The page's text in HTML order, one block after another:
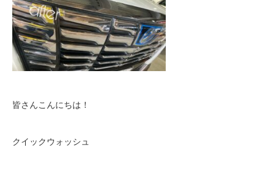
皆さんこんにちは！
クイックウォッシュ